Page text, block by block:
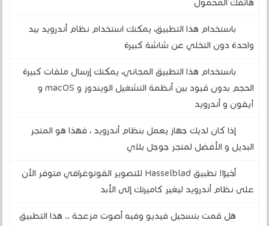
هاتفك المحمول
باستخدام هذا التطبيق، يمكنك استخدام نظام أندرويد بيد
واحدة دون التخلي عن شاشة كبيرة
باستخدام هذا التطبيق المجاني، يمكنك إرسال ملفات كبيرة
الحجم بدون قيود بين أنظمة التشغيل الويندوز و macOS و
آيفون و أندرويد
إذا كان لديك جهاز يعمل بنظام أندرويد ، فهذا هو المتجر
البديل و الأفضل لمتجر جوجل بلاي
أخيرًا! تطبيق Hasselblad للتصوير الفوتوغرافي متوفر الآن
على نظام أندرويد ليغير كاميرتك إلى الأبد
هل قمت بتسجيل فيديو وفيه أصوت مزعجة .. هذا التطبيق